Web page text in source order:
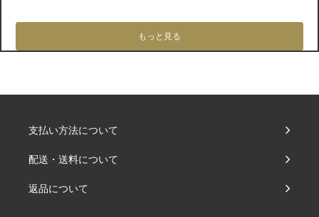
もっと見る
支払い方法について
配送・送料について
返品について